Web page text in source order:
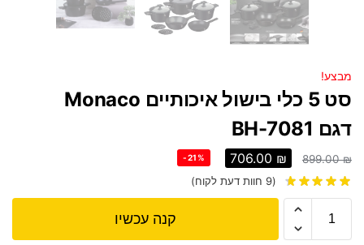
מבצע!
סט 5 כלי בישול איכותיים Monaco
דגם BH-7081
899.00₪
706.00 ₪
-21%
(
9 חוות דעת לקוח)
קנה עכשיו